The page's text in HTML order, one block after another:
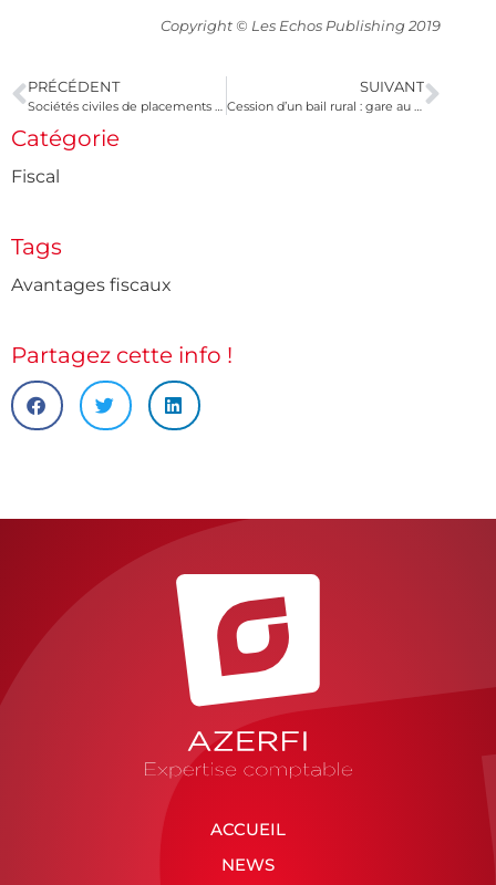
Copyright © Les Echos Publishing 2019
PRÉCÉDENT SUIVANT
Catégorie
Fiscal
Tags
Avantages fiscaux
Partagez cette info !
ACCUEIL
NEWS